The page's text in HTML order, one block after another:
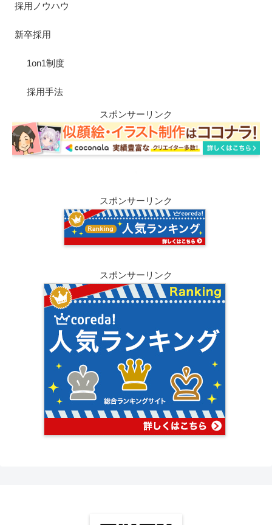
採用ノウハウ
新卒採用
1on1制度
採用手法
スポンサーリンク
スポンサーリンク
スポンサーリンク